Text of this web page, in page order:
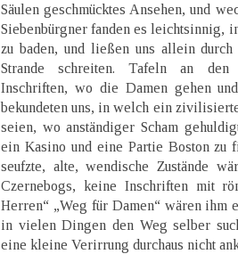
Säulen geschmücktes Ansehen, und
Siebenbürgner fanden es leichtsinnig,
zu baden, und ließen uns allein
Strande schreiten. Tafeln an den
Inschriften, wo die Damen gehen
bekundeten uns, in welch ein
seien, wo anständiger Scham
ein Kasino und eine Partie Boston zu
seufzte, alte, wendische Zustände
Czernebogs, keine Inschriften mit
Herren“ „Weg für Damen“ wären ihm
in vielen Dingen den Weg selber
eine kleine Verirrung durchaus nicht